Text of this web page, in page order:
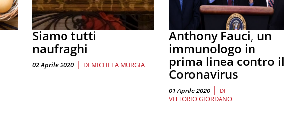
Siamo tutti
naufraghi
02 Aprile 2020 | DI MICHELA MURGIA
Anthony Fauci, un
immunologo in
prima linea contro il
Coronavirus
01 Aprile 2020 | DI
VITTORIO GIORDANO